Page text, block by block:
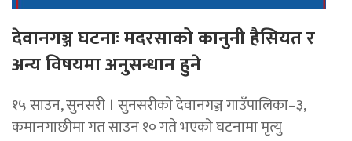
देवानगञ्ज घटनाः मदरसाको कानुनी हैसियत र
अन्य विषयमा अनुसन्धान हुने
१५ साउन, सुनसरी । सुनसरीको देवानगञ्ज गाउँपालिका–३,
कमानगाछीमा गत साउन १० गते भएको घटनामा मृत्यु